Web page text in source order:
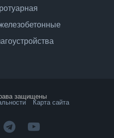
защищены
Карта сайта